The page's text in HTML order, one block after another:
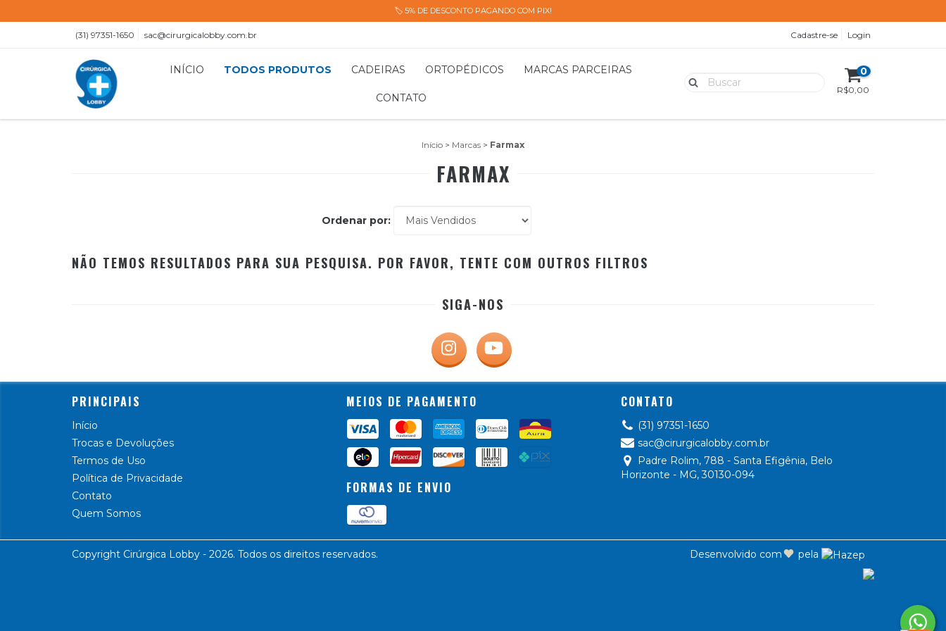
🏷️ 5% DE DESCONTO PAGANDO COM PIX!
(31) 97351-1650 sac@cirurgicalobby.com.br Cadastre-se Login
INÍCIO TODOS PRODUTOS CADEIRAS ORTOPÉDICOS MARCAS PARCEIRAS
CONTATO
0
R$0,00
Início > Marcas > Farmax
FARMAX
Ordenar por:
NÃO TEMOS RESULTADOS PARA SUA PESQUISA. POR FAVOR, TENTE COM OUTROS FILTROS
SIGA-NOS
PRINCIPAIS
Início
Trocas e Devoluções
Termos de Uso
Política de Privacidade
Contato
Quem Somos
MEIOS DE PAGAMENTO
FORMAS DE ENVIO
CONTATO
(31) 97351-1650
sac@cirurgicalobby.com.br
Padre Rolim, 788 - Santa Efigênia, Belo
Horizonte - MG, 30130-094
Copyright Cirúrgica Lobby - 2026. Todos os direitos reservados. Desenvolvido com pela